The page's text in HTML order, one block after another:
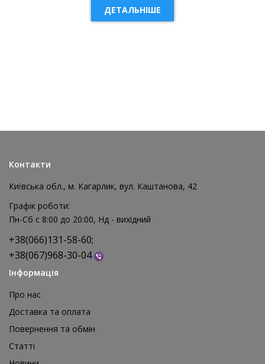
ДЕТАЛЬНІШЕ
Реквізит для аніматора Мішки для стрибків, 4 шт
Контакти
Київська обл., м. Кагарлик, вул. Каштанова, 42
Графік роботи:
Пн-Сб с 8:00 до 20:00, Нд - вихідний
+38(066)131-58-60;
+38(067)968-30-04
Інформація
Про нас
Доставка та оплата
Повернення та обмін
Статті